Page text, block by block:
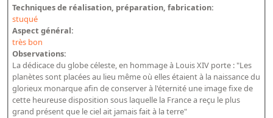
Techniques de réalisation, préparation, fabrication:
stuqué
Aspect général:
très bon
Observations:
La dédicace du globe céleste, en hommage à Louis XIV porte : "Les
planètes sont placées au lieu même où elles étaient à la naissance du
glorieux monarque afin de conserver à l'éternité une image fixe de
cette heureuse disposition sous laquelle la France a reçu le plus
grand présent que le ciel ait jamais fait à la terre"